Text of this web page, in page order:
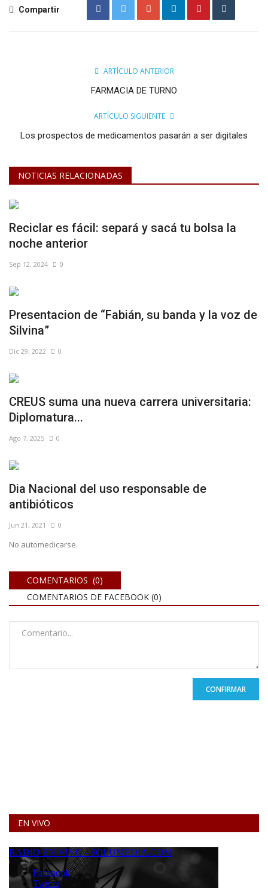
Compartir
ARTÍCULO ANTERIOR
FARMACIA DE TURNO
ARTÍCULO SIGUIENTE
Los prospectos de medicamentos pasarán a ser digitales
NOTICIAS RELACIONADAS
Reciclar es fácil: separá y sacá tu bolsa la
noche anterior
Sep 12, 2024 0
Presentacion de “Fabián, su banda y la voz de
Silvina”
Dic 29, 2022 0
CREUS suma una nueva carrera universitaria:
Diplomatura...
Ago 7, 2025 0
Dia Nacional del uso responsable de
antibióticos
Jun 21, 2021 0
No automedicarse.
COMENTARIOS (0)
COMENTARIOS DE FACEBOOK (0)
CONFIRMAR
EN VIVO